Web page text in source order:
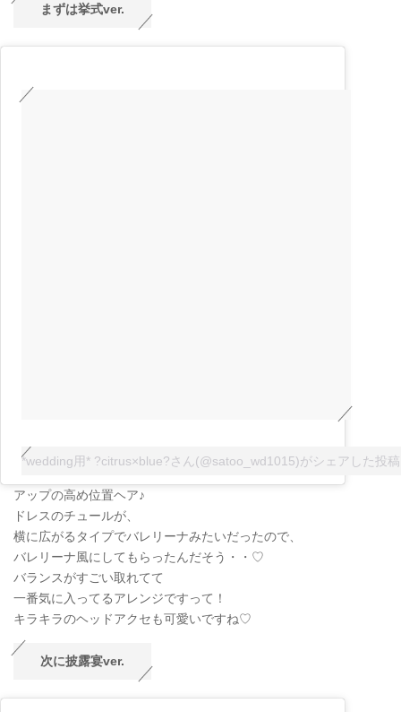
まずは挙式ver.
*wedding用* ?citrus×blue?さん(@satoo_wd1015)がシェアした投稿
アップの高め位置ヘア♪
ドレスのチュールが、
横に広がるタイプでバレリーナみたいだったので、
バレリーナ風にしてもらったんだそう・・♡
バランスがすごい取れてて
一番気に入ってるアレンジですって！
キラキラのヘッドアクセも可愛いですね♡
次に披露宴ver.